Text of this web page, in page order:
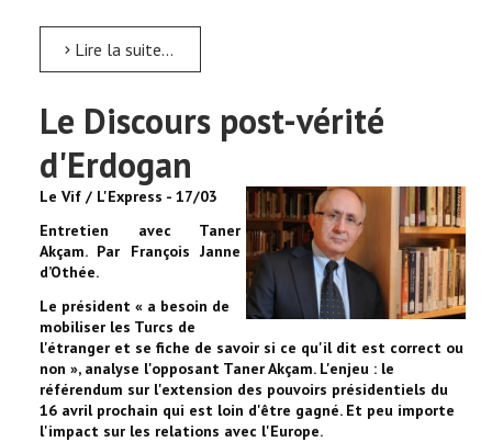
Lire la suite...
Le Discours post-vérité
d'Erdogan
Le Vif / L'Express - 17/03
Entretien avec Taner
Akçam. Par François Janne
d’Othée.
Le président « a besoin de
mobiliser les Turcs de
l'étranger et se fiche de savoir si ce qu'il dit est correct ou
non », analyse l'opposant Taner Akçam. L'enjeu : le
référendum sur l'extension des pouvoirs présidentiels du
16 avril prochain qui est loin d'être gagné. Et peu importe
l'impact sur les relations avec l'Europe.